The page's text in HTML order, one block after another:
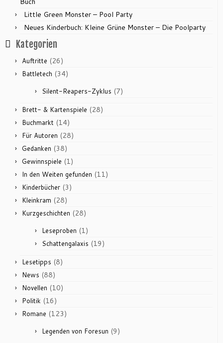
Little Green Monster – Pool Party
Neues Kinderbuch: Kleine Grüne Monster – Die Poolparty
Kategorien
Auftritte (26)
Battletech (34)
Silent-Reapers-Zyklus (7)
Brett- & Kartenspiele (28)
Buchmarkt (14)
Für Autoren (28)
Gedanken (38)
Gewinnspiele (1)
In den Weiten gefunden (11)
Kinderbücher (3)
Kleinkram (28)
Kurzgeschichten (28)
Leseproben (1)
Schattengalaxis (19)
Lesetipps (8)
News (88)
Novellen (10)
Politik (16)
Romane (123)
Legenden von Foresun (9)